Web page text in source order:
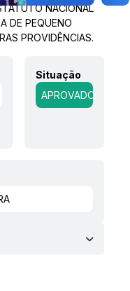
NACIONAL
DE PEQUENO
PROVIDÊNCIAS.
Situação
APROVADO